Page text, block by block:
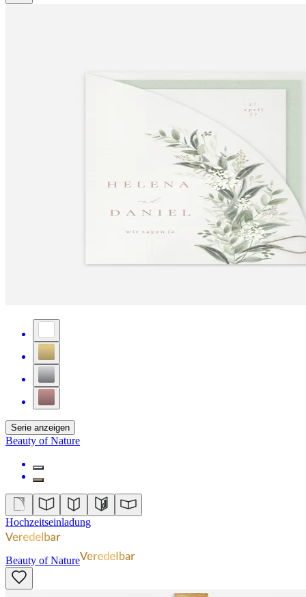
Serie anzeigen
Beauty of Nature
Hochzeitseinladung
Beauty of Nature